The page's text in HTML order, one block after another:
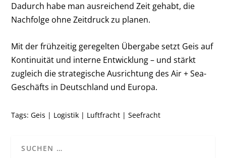
Dadurch habe man ausreichend Zeit gehabt, die
Nachfolge ohne Zeitdruck zu planen.
Mit der frühzeitig geregelten Übergabe setzt Geis auf
Kontinuität und interne Entwicklung – und stärkt
zugleich die strategische Ausrichtung des Air + Sea-
Geschäfts in Deutschland und Europa.
Tags:Geis | Logistik | Luftfracht |Seefracht